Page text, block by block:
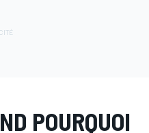
POURQUOI